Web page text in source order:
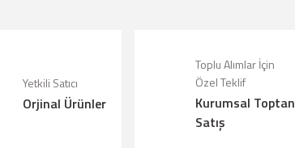
Yetkili Satıcı
Orjinal Ürünler
Toplu Alımlar İçin
Özel Teklif
Kurumsal Toptan
Satış